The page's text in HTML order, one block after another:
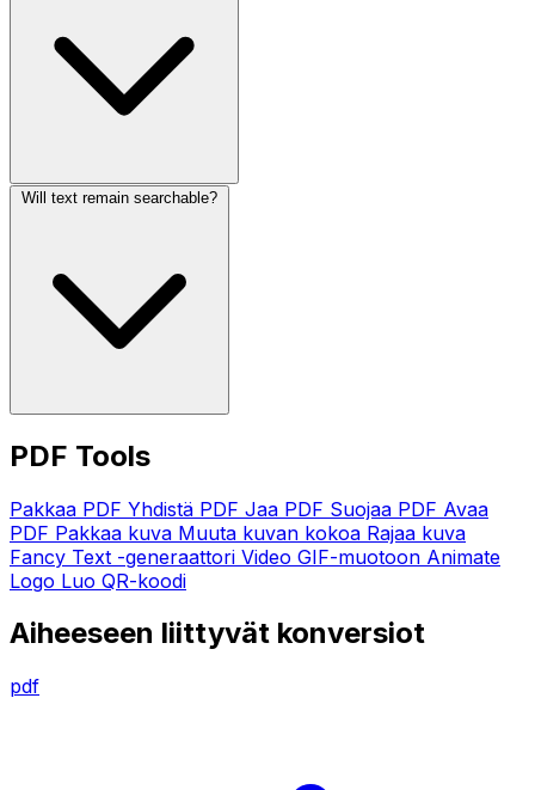
Will text remain searchable?
PDF Tools
Pakkaa PDF Yhdistä PDF Jaa PDF Suojaa PDF Avaa
PDF Pakkaa kuva Muuta kuvan kokoa Rajaa kuva
Fancy Text -generaattori Video GIF-muotoon Animate
Logo Luo QR-koodi
Aiheeseen liittyvät konversiot
pdf